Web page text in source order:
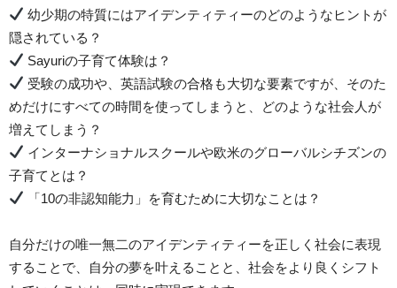
幼少期の特質にはアイデンティティーのどのようなヒントが
隠されている？
Sayuriの子育て体験は？
受験の成功や、英語試験の合格も大切な要素ですが、そのた
めだけにすべての時間を使ってしまうと、どのような社会人が
増えてしまう？
インターナショナルスクールや欧米のグローバルシチズンの
子育てとは？
「10の非認知能力」を育むために大切なことは？
自分だけの唯一無二のアイデンティティーを正しく社会に表現
することで、自分の夢を叶えることと、社会をより良くシフト